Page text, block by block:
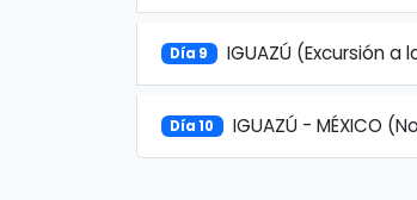
Día 9 IGUAZÚ (Excursión
Día 10 IGUAZÚ - MÉXICO